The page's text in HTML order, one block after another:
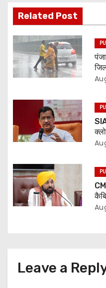
Related Post
Leave a